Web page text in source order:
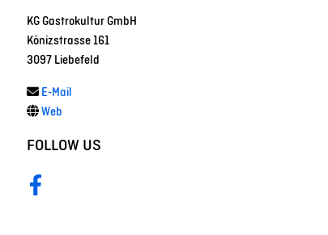
KG Gastrokultur GmbH
Könizstrasse 161
3097 Liebefeld
E-Mail
Web
FOLLOW US